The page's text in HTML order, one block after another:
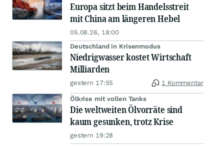
Europa sitzt beim Handelsstreit
mit China am längeren Hebel
05.08.26, 18:00
Deutschland in Krisenmodus
Niedrigwasser kostet Wirtschaft
Milliarden
gestern 17:55 1 Kommentar
Ölkrise mit vollen Tanks
Die weltweiten Ölvorräte sind
kaum gesunken, trotz Krise
gestern 19:28